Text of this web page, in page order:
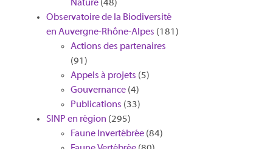
Nature(48)
Observatoire de la Biodiversité
en Auvergne-Rhône-Alpes (181)
Actions des partenaires
(91)
Appels à projets (5)
Gouvernance(4)
Publications (33)
SINP en région (295)
Faune Invertébrée(84)